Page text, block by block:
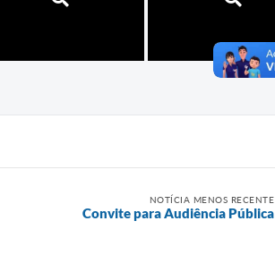
NOTÍCIA MENOS RECENTE
Convite para Audiência Pública